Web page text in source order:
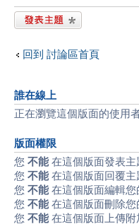
發表新主題
回到 討論區首頁
誰在線上
正在瀏覽這個版面的使用
版面權限
您 不能在這個版面發表主
您 不能在這個版面回覆主
您 不能在這個版面編輯您
您 不能在這個版面刪除您
您 不能在這個版面上傳附